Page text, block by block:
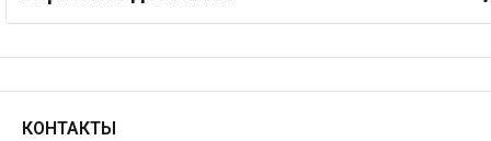
КОНТАКТЫ